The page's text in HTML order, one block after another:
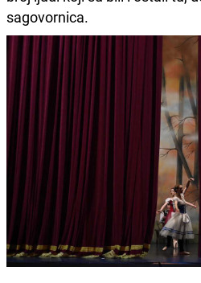
sagovornica.